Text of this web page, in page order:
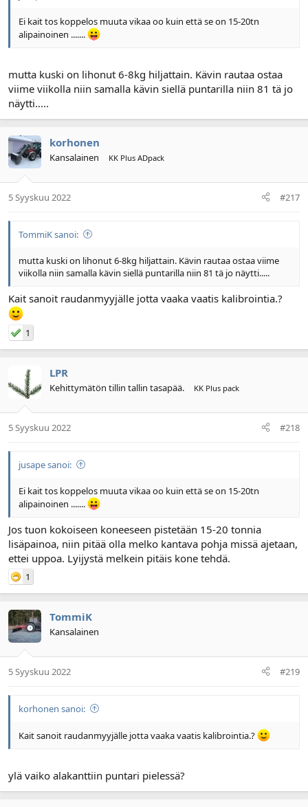
Ei kait tos koppelos muuta vikaa oo kuin että se on 15-20tn
alipainoinen .......
mutta kuski on lihonut 6-8kg hiljattain. Kävin rautaa ostaa
viime viikolla niin samalla kävin siellä puntarilla niin 81 tä jo
näytti.....
korhonen
Kansalainen KK Plus ADpack
5 Syyskuu 2022 #217
TommiK sanoi:
mutta kuski on lihonut 6-8kg hiljattain. Kävin rautaa ostaa viime
viikolla niin samalla kävin siellä puntarilla niin 81 tä jo näytti.....
Kait sanoit raudanmyyjälle jotta vaaka vaatis kalibrointia.?
1
LPR
Kehittymätön tillin tallin tasapää. KK Plus pack
5 Syyskuu 2022 #218
jusape sanoi:
Ei kait tos koppelos muuta vikaa oo kuin että se on 15-20tn
alipainoinen .......
Jos tuon kokoiseen koneeseen pistetään 15-20 tonnia
lisäpainoa, niin pitää olla melko kantava pohja missä ajetaan,
ettei uppoa. Lyijystä melkein pitäis kone tehdä.
1
TommiK
Kansalainen
5 Syyskuu 2022 #219
korhonen sanoi:
Kait sanoit raudanmyyjälle jotta vaaka vaatis kalibrointia.?
ylä vaiko alakanttiin puntari pielessä?